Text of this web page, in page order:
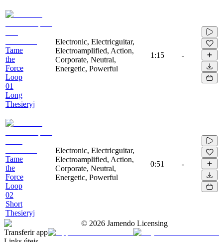
Tame
the
Force
Loop
01
Long
Thesieryj
Electronic, Electricguitar,
Electroamplified, Action,
Corporate, Neutral,
Energetic, Powerful
1:15 -
Tame
the
Force
Loop
02
Short
Thesieryj
Electronic, Electricguitar,
Electroamplified, Action,
Corporate, Neutral,
Energetic, Powerful
0:51 -
© 2026 Jamendo Licensing
Transferir app